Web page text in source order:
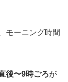
モーニング時間
後〜9時ごろが